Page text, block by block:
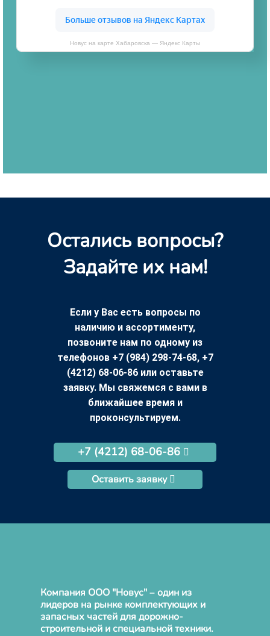
Новус на карте Хабаровска — Яндекс Карты
Остались вопросы?
Задайте их нам!
Если у Вас есть вопросы по
наличию и ассортименту,
позвоните нам по одному из
телефонов +7 (984) 298-74-68, +7
(4212) 68-06-86 или оставьте
заявку. Мы свяжемся с вами в
ближайшее время и
проконсультируем.
+7 (4212) 68-06-86
Оставить заявку
Компания ООО "Новус" – один из
лидеров на рынке комплектующих и
запасных частей для дорожно-
строительной и специальной техники.